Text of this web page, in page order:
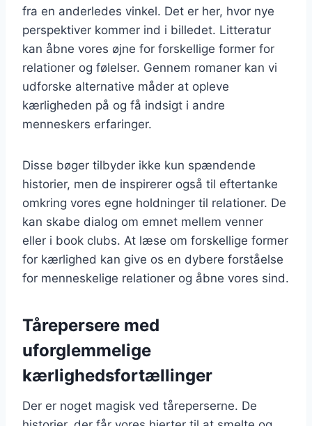
fra en anderledes vinkel. Det er her, hvor nye
perspektiver kommer ind i billedet. Litteratur
kan åbne vores øjne for forskellige former for
relationer og følelser. Gennem romaner kan vi
udforske alternative måder at opleve
kærligheden på og få indsigt i andre
menneskers erfaringer.
Disse bøger tilbyder ikke kun spændende
historier, men de inspirerer også til eftertanke
omkring vores egne holdninger til relationer. De
kan skabe dialog om emnet mellem venner
eller i book clubs. At læse om forskellige former
for kærlighed kan give os en dybere forståelse
for menneskelige relationer og åbne vores sind.
Tårepersere med
uforglemmelige
kærlighedsfortællinger
Der er noget magisk ved tåreperserne. De